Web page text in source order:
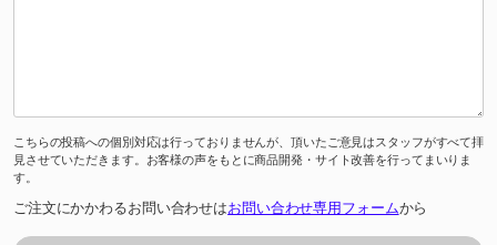
こちらの投稿への個別対応は行っておりませんが、頂いたご意見はスタッフがすべて拝
見させていただきます。お客様の声をもとに商品開発・サイト改善を行ってまいりま
す。
ご注文にかかわるお問い合わせはお問い合わせ専用フォームから